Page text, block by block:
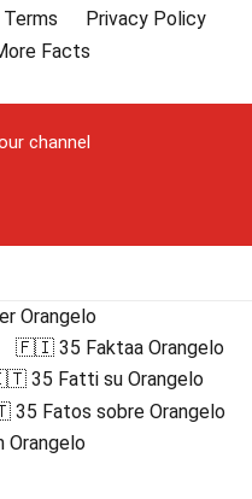
Terms
Privacy Policy
Facts
channel
Orangelo
🇫🇮 35 Faktaa Orangelo
35 Fatti su Orangelo
Fatos sobre Orangelo